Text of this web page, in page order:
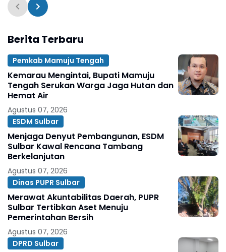
Berita Terbaru
Pemkab Mamuju Tengah
Kemarau Mengintai, Bupati Mamuju
Tengah Serukan Warga Jaga Hutan dan
Hemat Air
Agustus 07, 2026
ESDM Sulbar
Menjaga Denyut Pembangunan, ESDM
Sulbar Kawal Rencana Tambang
Berkelanjutan
Agustus 07, 2026
Dinas PUPR Sulbar
Merawat Akuntabilitas Daerah, PUPR
Sulbar Tertibkan Aset Menuju
Pemerintahan Bersih
Agustus 07, 2026
DPRD Sulbar